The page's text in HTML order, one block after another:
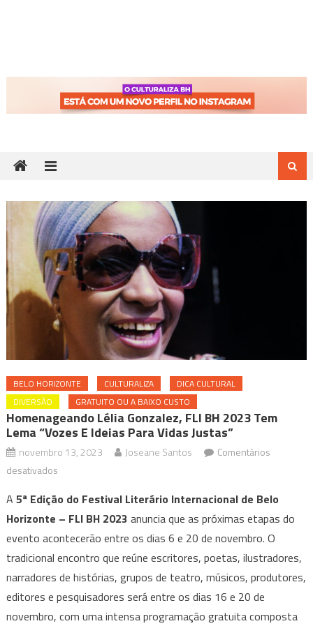
BELO HORIZONTE CULTURALIZA
DICA CULTURAL
DIVERSÃO
GRATUITO OU A BAIXO CUSTO
Homenageando Lélia Gonzalez, FLI BH 2023 Tem
Lema “vozes E Ideias Para Vidas Justas”
novembro 13, 2023 Joseane Santos
Comentários
desativadosem
Lélia
Gonzalez,
FLI
BH
2023
tem
A 5ª Edição do Festival Literário Internacional de Belo
Horizonte – FLI BH 2023 anuncia que as próximas etapas do
evento acontecerão entre os dias 6 e 20 de novembro. O
tradicional encontro que reúne escritores, poetas, ilustradores,
narradores de histórias, grupos de teatro, músicos, produtores,
editores e pesquisadores será entre os dias 16 e 20 de
novembro, com uma intensa programação gratuita composta